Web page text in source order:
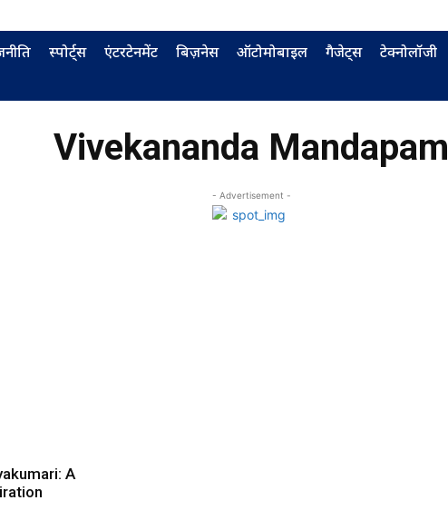
स्पोर्ट्स एंटरटेनमेंट बिज़नेस ऑटोमोबाइल गैजेट्स टेक्नोलॉजी
Vivekananda Mandapam
- Advertisement -
A